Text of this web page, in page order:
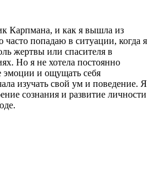
Карпмана, и как я вышла из
часто попадаю в ситуации, когда я
жертвы или спасителя в
Но я не хотела постоянно
эмоции и ощущать себя
изучать свой ум и поведение. Я
сознания и развитие личности